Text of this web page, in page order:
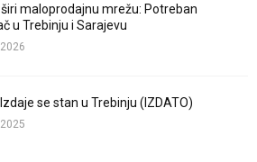
širi maloprodajnu mrežu: Potreban
u Trebinju i Sarajevu
se stan u Trebinju (IZDATO)